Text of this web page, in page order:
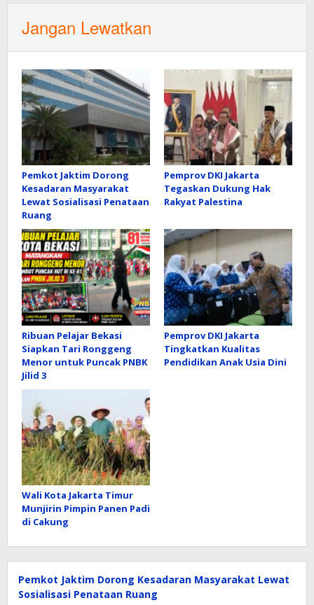
Jangan Lewatkan
Pemkot Jaktim Dorong
Kesadaran Masyarakat
Lewat Sosialisasi Penataan
Ruang
Pemprov DKI Jakarta
Tegaskan Dukung Hak
Rakyat Palestina
Ribuan Pelajar Bekasi
Siapkan Tari Ronggeng
Menor untuk Puncak PNBK
Jilid 3
Pemprov DKI Jakarta
Tingkatkan Kualitas
Pendidikan Anak Usia Dini
Wali Kota Jakarta Timur
Munjirin Pimpin Panen Padi
di Cakung
Pemkot Jaktim Dorong Kesadaran Masyarakat Lewat
Sosialisasi Penataan Ruang